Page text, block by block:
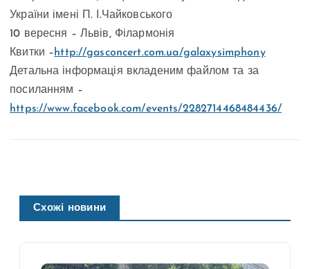
України імені П. І.Чайковського
10 вересня – Львів, Філармонія
Квитки –http://gasconcert.com.ua/galaxysimphony
Детальна інформація вкладеним файлом та за
посиланням –
https://www.facebook.com/events/2282714468484436/
Схожі новини